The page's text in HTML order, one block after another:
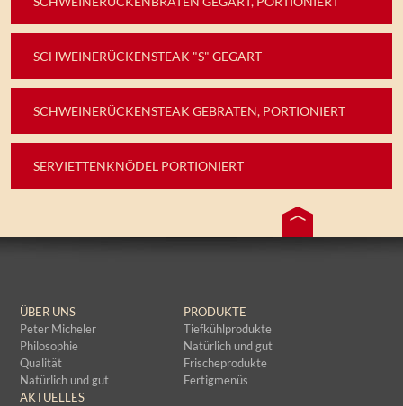
SCHWEINERÜCKENSTEAK "S" GEGART
SCHWEINERÜCKENSTEAK GEBRATEN, PORTIONIERT
SERVIETTENKNÖDEL PORTIONIERT
ÜBER UNS
Peter Micheler
Philosophie
Qualität
Natürlich und gut
PRODUKTE
Tiefkühlprodukte
Natürlich und gut
Frischeprodukte
Fertigmenüs
AKTUELLES